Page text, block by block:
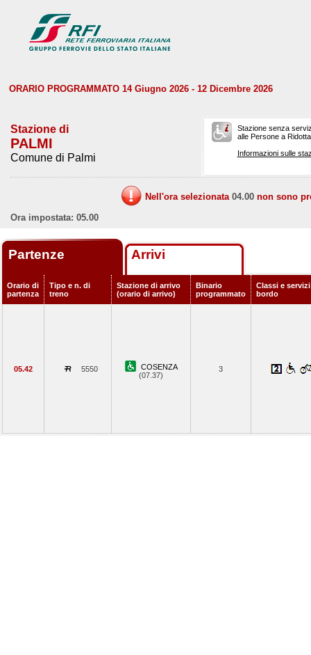
ORARIO PROGRAMMATO 14 Giugno 2026 - 12 Dicembre 2026
Stazione di
PALMI
Comune di Palmi
Stazione senza
alle Persone a
Informazioni sulle
Nell'ora selezionata 04.00 non sono
Ora impostata: 05.00
Partenze Arrivi
Orario di
partenza
Tipo e n. di
treno
Stazione di arrivo
(orario di arrivo)
Binario
programmato
Classi e servizi
bordo
05.42 5550
COSENZA
(07.37)
3